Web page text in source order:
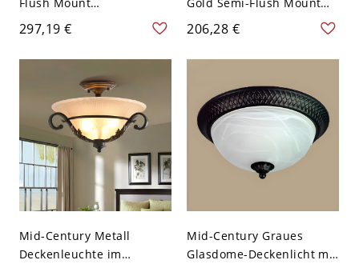
Flush Mount
Deckenleuchte im Mid-
Century-Stil mit klarem
Glasschirm - 110V-120V 5
297,19 €
Gold Semi-Flush Mount
Deckenleuchte mit 3
milchigen
Glaszylinderschirmen -
206,28 €
Mid-Century Metall
Deckenleuchte im
Mid-Century Graues
Glasdome-Deckenlicht mit